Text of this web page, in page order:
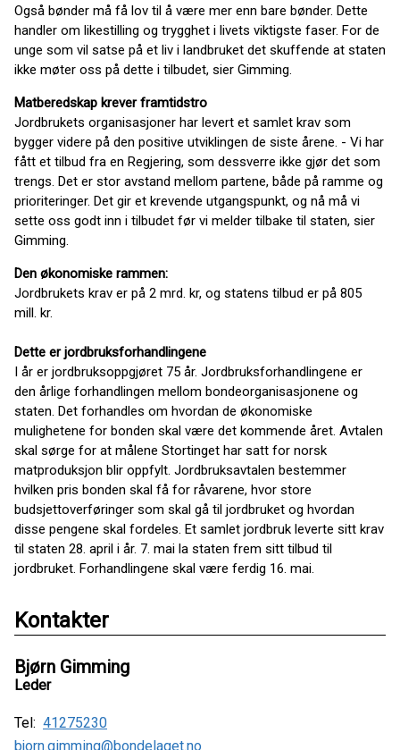
Også bønder må få lov til å være mer enn bare bønder. Dette
handler om likestilling og trygghet i livets viktigste faser. For de
unge som vil satse på et liv i landbruket det skuffende at staten
ikke møter oss på dette i tilbudet, sier Gimming.
Matberedskap krever framtidstro
Jordbrukets organisasjoner har levert et samlet krav som
bygger videre på den positive utviklingen de siste årene. - Vi har
fått et tilbud fra en Regjering, som dessverre ikke gjør det som
trengs. Det er stor avstand mellom partene, både på ramme og
prioriteringer. Det gir et krevende utgangspunkt, og nå må vi
sette oss godt inn i tilbudet før vi melder tilbake til staten, sier
Gimming.
Den økonomiske rammen:
Jordbrukets krav er på 2 mrd. kr, og statens tilbud er på 805
mill. kr.
Dette er jordbruksforhandlingene
I år er jordbruksoppgjøret 75 år. Jordbruksforhandlingene er
den årlige forhandlingen mellom bondeorganisasjonene og
staten. Det forhandles om hvordan de økonomiske
mulighetene for bonden skal være det kommende året. Avtalen
skal sørge for at målene Stortinget har satt for norsk
matproduksjon blir oppfylt. Jordbruksavtalen bestemmer
hvilken pris bonden skal få for råvarene, hvor store
budsjettoverføringer som skal gå til jordbruket og hvordan
disse pengene skal fordeles. Et samlet jordbruk leverte sitt krav
til staten 28. april i år. 7. mai la staten frem sitt tilbud til
jordbruket. Forhandlingene skal være ferdig 16. mai.
Kontakter
Bjørn Gimming
Leder
Tel: 41275230
bjorn.gimming@bondelaget.no